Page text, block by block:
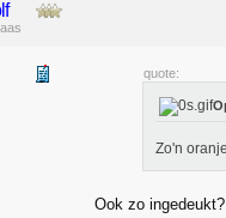
quote:
Zo'n
Ook zo ingedeukt?